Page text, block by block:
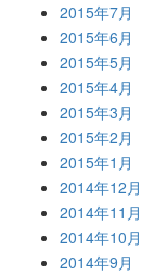
2015年7月
2015年6月
2015年5月
2015年4月
2015年3月
2015年2月
2015年1月
2014年12月
2014年11月
2014年10月
2014年9月